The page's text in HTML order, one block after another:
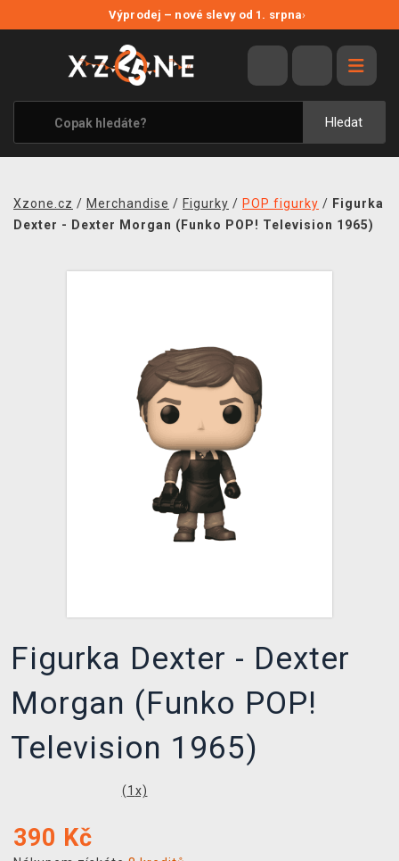
Výprodej – nové slevy od 1. srpna›
Hledat
VÝPRODEJ
VIDEOHRY
XZONE ORIGINALS
TÉMATIKY
MERCHANDISE
TCG & BOARDGAME HUB
Xzone.cz / Merchandise / Figurky / POP figurky / Figurka
Dexter - Dexter Morgan (Funko POP! Television 1965)
Figurka Dexter - Dexter
Morgan (Funko POP!
Television 1965)
(1 x)
390 Kč